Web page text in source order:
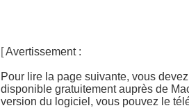
[Avertissement :
Pour lire la page suivante, vous
disponible gratuitement auprès de
version du logiciel, vous pouvez le